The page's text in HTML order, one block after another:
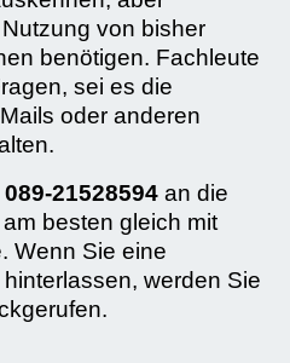
von bisher
benötigen. Fachleute
sei es die
oder anderen
089-21528594 an die
besten gleich mit
Wenn Sie eine
werden Sie